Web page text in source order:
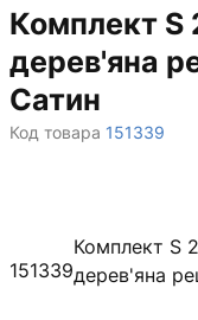
Комплект S
дерев'яна
Сатин
Код товара 151339
151339
Комплект S
дерев'яна